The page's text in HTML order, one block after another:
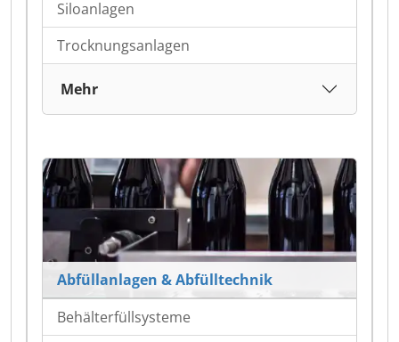
Siloanlagen
Trocknungsanlagen
Mehr
Abfüllanlagen & Abfülltechnik
Behälterfüllsysteme